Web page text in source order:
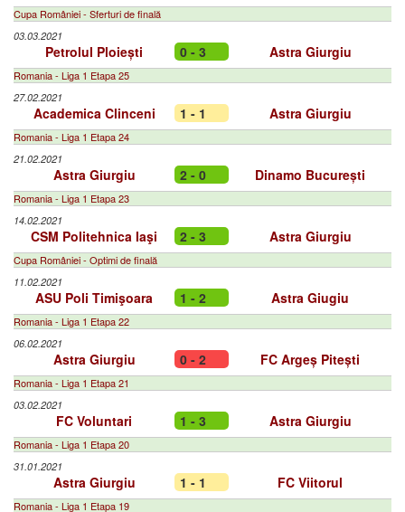
Cupa României - Sferturi de finală
03.03.2021
Petrolul Ploiești 0 - 3 Astra Giurgiu
Romania - Liga 1 Etapa 25
27.02.2021
Academica Clinceni 1 - 1 Astra Giurgiu
Romania - Liga 1 Etapa 24
21.02.2021
Astra Giurgiu 2 - 0 Dinamo București
Romania - Liga 1 Etapa 23
14.02.2021
CSM Politehnica Iaşi 2 - 3 Astra Giurgiu
Cupa României - Optimi de finală
11.02.2021
ASU Poli Timişoara 1 - 2 Astra Giugiu
Romania - Liga 1 Etapa 22
06.02.2021
Astra Giurgiu 0 - 2 FC Argeș Pitești
Romania - Liga 1 Etapa 21
03.02.2021
FC Voluntari 1 - 3 Astra Giurgiu
Romania - Liga 1 Etapa 20
31.01.2021
Astra Giurgiu 1 - 1 FC Viitorul
Romania - Liga 1 Etapa 19